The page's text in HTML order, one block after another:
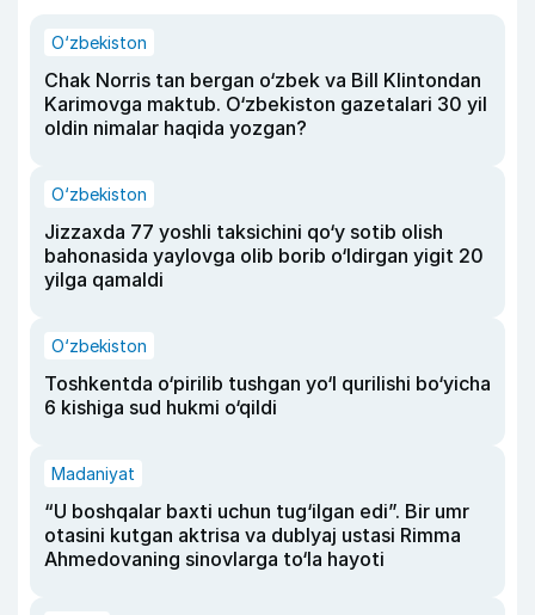
O‘zbekiston
Chak Norris tan bergan o‘zbek va Bill Klintondan
Karimovga maktub. O‘zbekiston gazetalari 30 yil
oldin nimalar haqida yozgan?
O‘zbekiston
Jizzaxda 77 yoshli taksichini qo‘y sotib olish
bahonasida yaylovga olib borib o‘ldirgan yigit 20
yilga qamaldi
O‘zbekiston
Toshkentda o‘pirilib tushgan yo‘l qurilishi bo‘yicha
6 kishiga sud hukmi o‘qildi
Madaniyat
“U boshqalar baxti uchun tug‘ilgan edi”. Bir umr
otasini kutgan aktrisa va dublyaj ustasi Rimma
Ahmedovaning sinovlarga to‘la hayoti